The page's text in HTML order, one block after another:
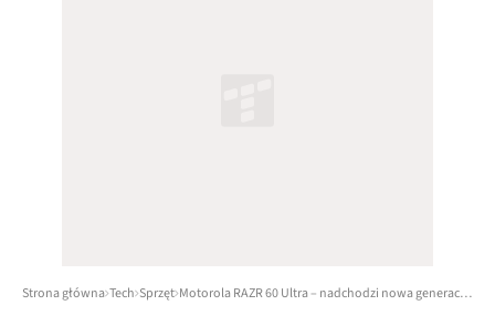
Strona główna Tech Sprzęt Motorola RAZR 60 Ultra – nadchodzi nowa generacja składanego smartfonu